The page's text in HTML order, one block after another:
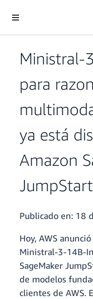
Ministral-
para
ya está
Amazon
JumpStart
Publicado en: 18
Hoy, AWS
Ministral-3-14B-
SageMaker
de modelos
clientes de AWS.